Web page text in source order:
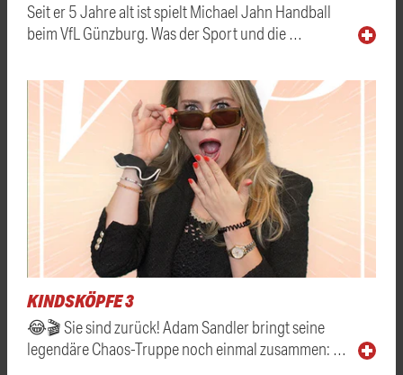
Seit er 5 Jahre alt ist spielt Michael Jahn Handball
beim VfL Günzburg. Was der Sport und die …
KINDSKÖPFE 3
😂🎬 Sie sind zurück! Adam Sandler bringt seine
legendäre Chaos-Truppe noch einmal zusammen: …